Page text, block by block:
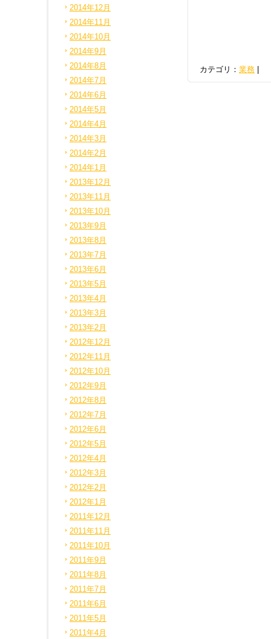
カテゴリ： 業務 |
2014年12月
2014年11月
2014年10月
2014年9月
2014年8月
2014年7月
2014年6月
2014年5月
2014年4月
2014年3月
2014年2月
2014年1月
2013年12月
2013年11月
2013年10月
2013年9月
2013年8月
2013年7月
2013年6月
2013年5月
2013年4月
2013年3月
2013年2月
2012年12月
2012年11月
2012年10月
2012年9月
2012年8月
2012年7月
2012年6月
2012年5月
2012年4月
2012年3月
2012年2月
2012年1月
2011年12月
2011年11月
2011年10月
2011年9月
2011年8月
2011年7月
2011年6月
2011年5月
2011年4月